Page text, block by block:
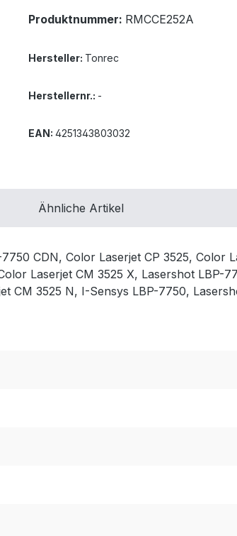
Produktnummer: RMCCE252A
Hersteller: Tonrec
Herstellernr.: -
EAN: 4251343803032
Ähnliche Artikel
CDN, Color Laserjet CP 3525, Color
Laserjet CM 3525 X, Lasershot LBP-
CM 3525 N, I-Sensys LBP-7750,